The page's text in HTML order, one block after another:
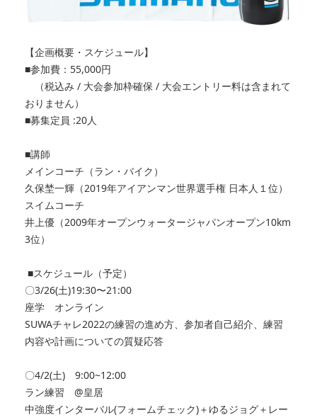
【企画概要・スケジュール】
■参加費：55,000円
（税込み / 大会参加枠確保 / 大会エントリー料は含まれて
おりません）
■募集定員 :20人
■講師
メインコーチ（ラン・バイク）
久保埜一輝（2019年アイアンマン世界選手権 日本人１位）
スイムコーチ
井上優（2009年オープンウォータージャパンオープン10km
3位）
■スケジュール（予定）
〇3/26(土)19:30〜21:00
座学 オンライン
SUWAチャレ2022の練習の進め方、参加者自己紹介、練習
内容や計画についての質疑応答
〇4/2(土) 9:00~12:00
ラン練習 @皇居
中強度インターバル(フォームチェック)＋ゆるジョグ＋レー